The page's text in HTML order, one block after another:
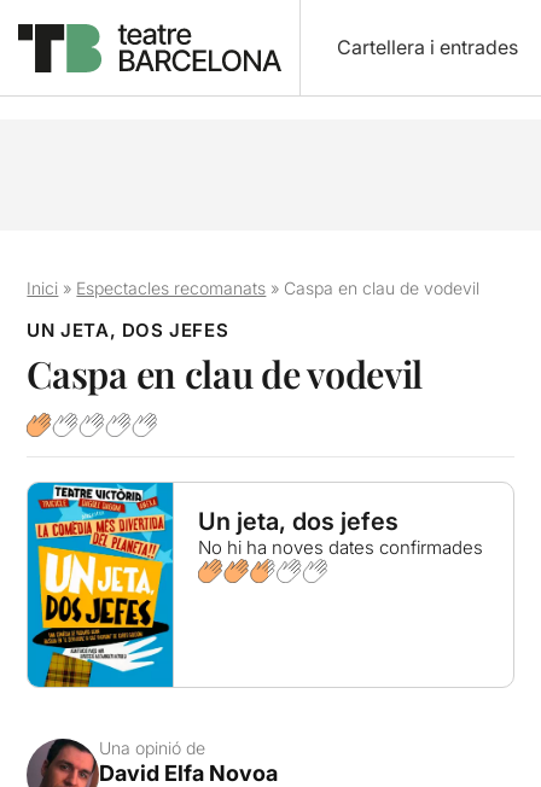
Cartellera i entrades
Inici » Espectacles recomanats » Caspa en clau de vodevil
UN JETA, DOS JEFES
Caspa en clau de vodevil
Un jeta, dos jefes
No hi ha noves dates confirmades
Una opinió de
David Elfa Novoa